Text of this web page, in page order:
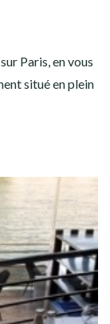
Paris, en vous
situé en plein